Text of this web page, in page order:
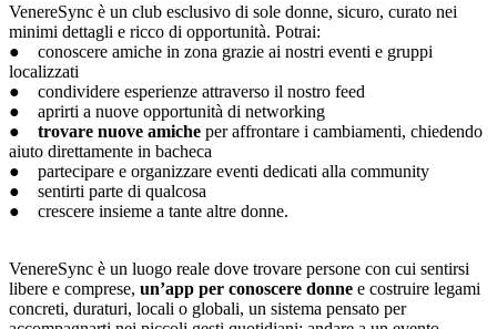
VenereSync è un club esclusivo di sole donne, sicuro, curato nei
minimi dettagli e ricco di opportunità. Potrai:
● conoscere amiche in zona grazie ai nostri eventi e gruppi
localizzati
● condividere esperienze attraverso il nostro feed
● aprirti a nuove opportunità di networking
● trovare nuove amiche per affrontare i cambiamenti, chiedendo
aiuto direttamente in bacheca
● partecipare e organizzare eventi dedicati alla community
● sentirti parte di qualcosa
● crescere insieme a tante altre donne.
VenereSync è un luogo reale dove trovare persone con cui sentirsi
libere e comprese, un’app per conoscere donne e costruire legami
concreti, duraturi, locali o globali, un sistema pensato per